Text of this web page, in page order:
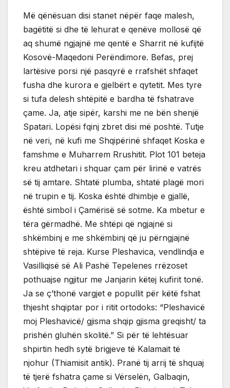
Më qënësuan disi stanet nëpër faqe malesh,
bagëtitë si dhe të lehurat e qenëve mollosë që
aq shumë ngjajnë me qentë e Sharrit në kufijtë
Kosovë-Maqedoni Perëndimore. Befas, prej
lartësive porsi një pasqyrë e rrafshët shfaqet
fusha dhe kurora e gjelbërt e qytetit. Mes tyre
si tufa delesh shtëpitë e bardha të fshatrave
çame. Ja, atje sipër, karshi me ne bën shenjë
Spatari. Lopësi fqinj zbret disi më poshtë. Tutje
në veri, në kufi me Shqipërinë shfaqet Koska e
famshme e Muharrem Rrushitit. Plot 101 beteja
kreu atdhetari i shquar çam për lirinë e vatrës
së tij amtare. Shtatë plumba, shtatë plagë mori
në trupin e tij. Koska është dhimbje e gjallë,
është simbol i Çamërisë së sotme. Ka mbetur e
tëra gërmadhë. Me shtëpi që ngjajnë si
shkëmbinj e me shkëmbinj që ju përngjajnë
shtëpive të reja. Kurse Pleshavica, vendlindja e
Vasilliqisë së Ali Pashë Tepelenes rrëzoset
pothuajse ngjitur me Janjarin këtej kufirit tonë.
Ja se ç’thonë vargjet e popullit për këtë fshat
thjesht shqiptar por i ritit ortodoks: “Pleshavicë
moj Pleshavicë/ gjisma shqip gjisma greqisht/ ta
prishën gluhën skolitë.” Si për të lehtësuar
shpirtin hedh sytë brigjeve të Kalamait të
njohur (Thiamisit antik). Pranë tij arrij të shquaj
të tjerë fshatra çame si Vërselën, Galbaqin,